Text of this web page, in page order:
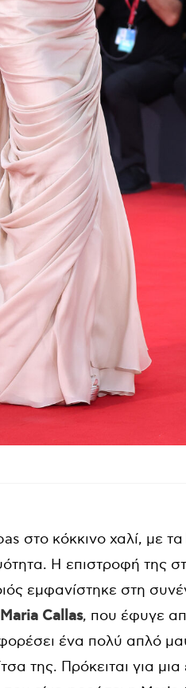
στο κόκκινο χαλί, με
Η επιστροφή της
εμφανίστηκε στη
Maria Callas, που έφυγε
ένα πολύ απλό
της. Πρόκειται για